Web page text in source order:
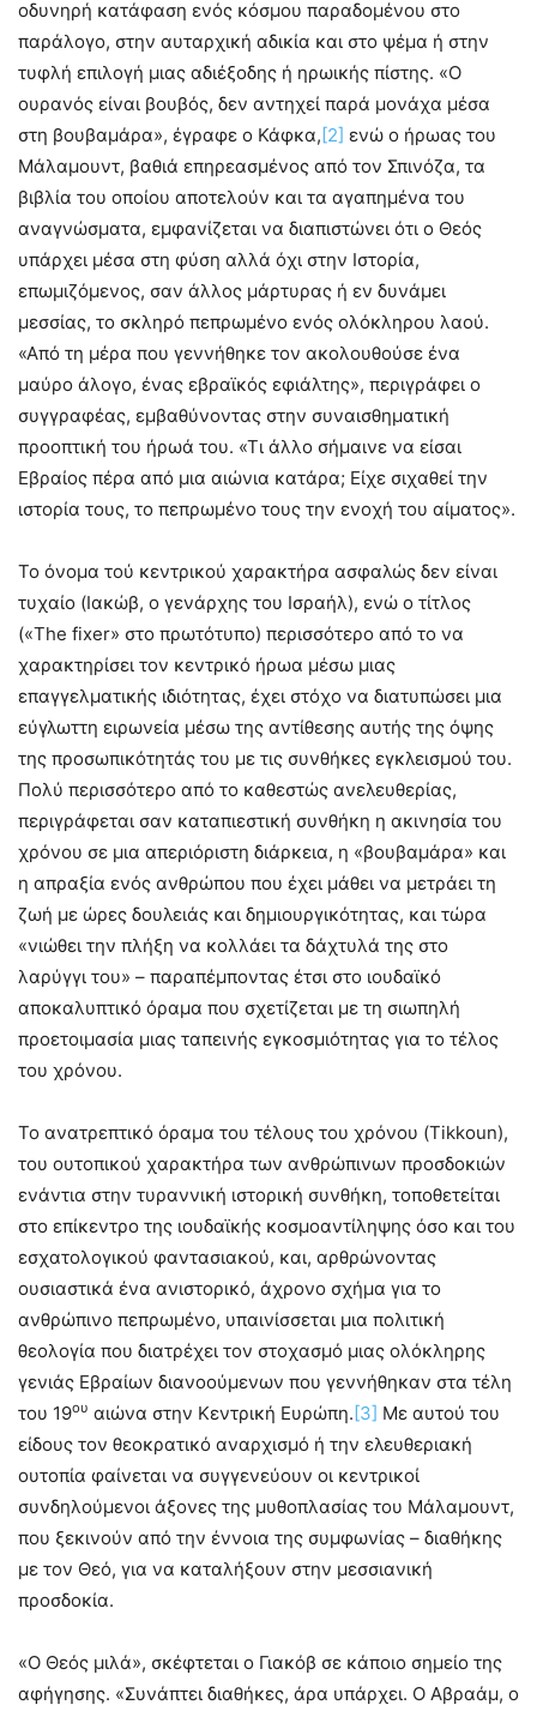
οδυνηρή κατάφαση ενός κόσμου παραδομένου στο
παράλογο, στην αυταρχική αδικία και στο ψέμα ή στην
τυφλή επιλογή μιας αδιέξοδης ή ηρωικής πίστης. «Ο
ουρανός είναι βουβός, δεν αντηχεί παρά μονάχα μέσα
στη βουβαμάρα», έγραφε ο Κάφκα,[2] ενώ ο ήρωας του
Μάλαμουντ, βαθιά επηρεασμένος από τον Σπινόζα, τα
βιβλία του οποίου αποτελούν και τα αγαπημένα του
αναγνώσματα, εμφανίζεται να διαπιστώνει ότι ο Θεός
υπάρχει μέσα στη φύση αλλά όχι στην Ιστορία,
επωμιζόμενος, σαν άλλος μάρτυρας ή εν δυνάμει
μεσσίας, το σκληρό πεπρωμένο ενός ολόκληρου λαού.
«Από τη μέρα που γεννήθηκε τον ακολουθούσε ένα
μαύρο άλογο, ένας εβραϊκός εφιάλτης», περιγράφει ο
συγγραφέας, εμβαθύνοντας στην συναισθηματική
προοπτική του ήρωά του. «Τι άλλο σήμαινε να είσαι
Εβραίος πέρα από μια αιώνια κατάρα; Είχε σιχαθεί την
ιστορία τους, το πεπρωμένο τους την ενοχή του αίματος».
Το όνομα τού κεντρικού χαρακτήρα ασφαλώς δεν είναι
τυχαίο (Ιακώβ, ο γενάρχης του Ισραήλ), ενώ ο τίτλος
(«The fixer» στο πρωτότυπο) περισσότερο από το να
χαρακτηρίσει τον κεντρικό ήρωα μέσω μιας
επαγγελματικής ιδιότητας, έχει στόχο να διατυπώσει μια
εύγλωττη ειρωνεία μέσω της αντίθεσης αυτής της όψης
της προσωπικότητάς του με τις συνθήκες εγκλεισμού του.
Πολύ περισσότερο από το καθεστώς ανελευθερίας,
περιγράφεται σαν καταπιεστική συνθήκη η ακινησία του
χρόνου σε μια απεριόριστη διάρκεια, η «βουβαμάρα» και
η απραξία ενός ανθρώπου που έχει μάθει να μετράει τη
ζωή με ώρες δουλειάς και δημιουργικότητας, και τώρα
«νιώθει την πλήξη να κολλάει τα δάχτυλά της στο
λαρύγγι του» – παραπέμποντας έτσι στο ιουδαϊκό
αποκαλυπτικό όραμα που σχετίζεται με τη σιωπηλή
προετοιμασία μιας ταπεινής εγκοσμιότητας για το τέλος
του χρόνου.
Το ανατρεπτικό όραμα του τέλους του χρόνου (Tikkoun),
του ουτοπικού χαρακτήρα των ανθρώπινων προσδοκιών
ενάντια στην τυραννική ιστορική συνθήκη, τοποθετείται
στο επίκεντρο της ιουδαϊκής κοσμοαντίληψης όσο και του
εσχατολογικού φαντασιακού, και, αρθρώνοντας
ουσιαστικά ένα ανιστορικό, άχρονο σχήμα για το
ανθρώπινο πεπρωμένο, υπαινίσσεται μια πολιτική
θεολογία που διατρέχει τον στοχασμό μιας ολόκληρης
γενιάς Εβραίων διανοούμενων που γεννήθηκαν στα τέλη
του 19ου αιώνα στην Κεντρική Ευρώπη.[3] Με αυτού του
είδους τον θεοκρατικό αναρχισμό ή την ελευθεριακή
ουτοπία φαίνεται να συγγενεύουν οι κεντρικοί
συνδηλούμενοι άξονες της μυθοπλασίας του Μάλαμουντ,
που ξεκινούν από την έννοια της συμφωνίας – διαθήκης
με τον Θεό, για να καταλήξουν στην μεσσιανική
προσδοκία.
«Ο Θεός μιλά», σκέφτεται ο Γιακόβ σε κάποιο σημείο της
αφήγησης. «Συνάπτει διαθήκες, άρα υπάρχει. Ο Αβραάμ, ο